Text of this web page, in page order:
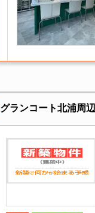
グランコート北浦周